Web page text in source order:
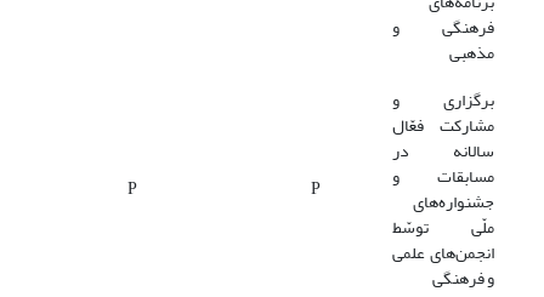
فرهنگی و
مذهبی
برگزاری و
مشارکت فعّال
سالانه در
مسابقات و
جشنواره‌های
ملّی توسّط
انجمن‌های علمی
و فرهنگی
P
P